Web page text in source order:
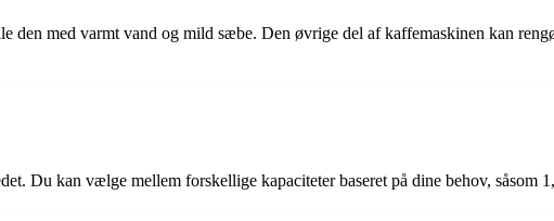
den med varmt vand og mild sæbe. Den øvrige del af kaffemaskinen kan
Du kan vælge mellem forskellige kapaciteter baseret på dine behov, såsom